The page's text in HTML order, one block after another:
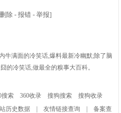
除 - 报错 - 举报]
牛满面的冷笑话,爆料最新冷幽默;除了脑
的冷笑话,做最全的糗事大百科。
搜索 360收录 搜狗搜索
搜狗收录
历史数据 |友情链接查询 |备案查